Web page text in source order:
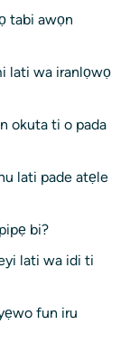
tabi awọn
lati wa iranlọwọ
okuta ti o pada
lati pade atẹle
bi?
lati wa idi ti
fun iru